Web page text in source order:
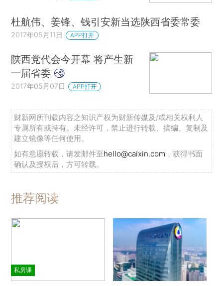
杜航伟、姜锋、钱引安新当选陕西省委常委
2017年05月11日 APP打开
陕西党代会今开幕 将产生新
一届省委
2017年05月07日 APP打开
财新网所刊载内容之知识产权为财新传媒及/或相关权利人
专属所有或持有。未经许可，禁止进行转载、摘编、复制及
建立镜像等任何使用。
如有意愿转载，请发邮件至hello@caixin.com ，获得书面
确认及授权后，方可转载。
推荐阅读
私房课